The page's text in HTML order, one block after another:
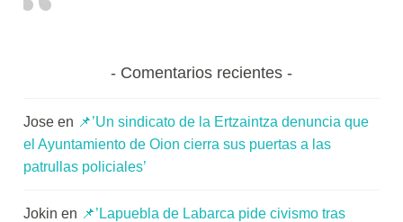
Comentarios recientes
Jose en 📌’Un sindicato de la Ertzaintza denuncia que
el Ayuntamiento de Oion cierra sus puertas a las
patrullas policiales’
Jokin en 📌’Lapuebla de Labarca pide civismo tras